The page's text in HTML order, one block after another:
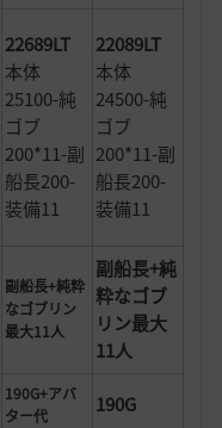
22689LT
本体
25100-純
ゴブ
200*11-副
船長200-
装備11
22089LT
本体
24500-純
ゴブ
200*11-副
船長200-
装備11
副船長+純粋
なゴブリン
最大11人
副船長+純
粋なゴブ
リン最大
11人
190G+アバ
ター代
190G